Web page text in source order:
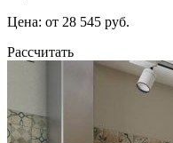
Цена: от 28 545 руб.
Рассчитать